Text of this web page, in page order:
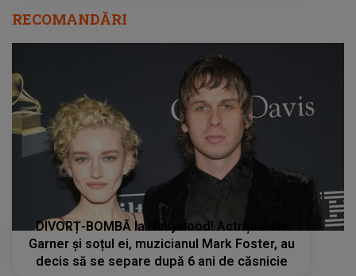
RECOMANDĂRI
DIVORȚ-BOMBĂ la Hollywood! Actrița Julia
Garner și soțul ei, muzicianul Mark Foster, au
decis să se separe după 6 ani de căsnicie